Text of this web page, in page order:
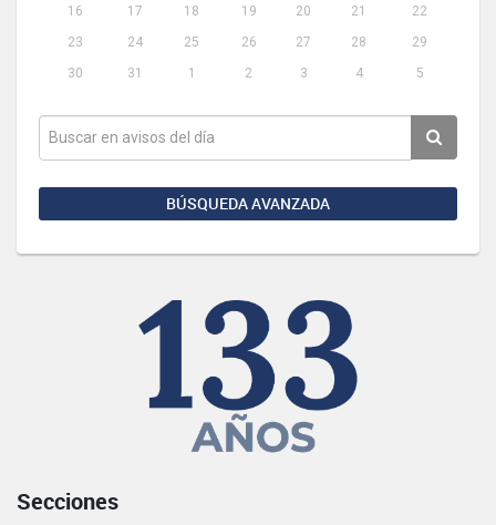
16
17 18 19 20 21
22
23
24 25 26 27 28
29
30
31 1 2 3 4 5
BÚSQUEDA AVANZADA
Secciones